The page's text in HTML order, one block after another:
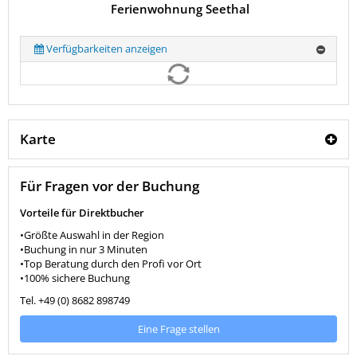
Ferienwohnung Seethal
Verfügbarkeiten anzeigen
Karte
Für Fragen vor der Buchung
Vorteile für Direktbucher
•Größte Auswahl in der Region
•Buchung in nur 3 Minuten
•Top Beratung durch den Profi vor Ort
•100% sichere Buchung
Tel. +49 (0) 8682 898749
Eine Frage stellen